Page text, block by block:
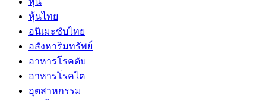
หุ้นไทย
อนิเมะซับไทย
อสังหาริมทรัพย์
อาหารโรคตับ
อาหารโรคไต
อุตสาหกรรม